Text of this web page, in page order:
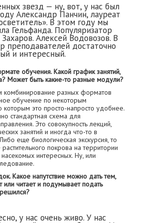
звезд — ну, вот, у нас был
Александр Панчин, лауреат
В этом году мы
Гельфанда. Популяризатор
Алексей Водовозов. В
преподавателей достаточно
и интересный.
обучения. Какой график занятий,
Может быть какие-то разные модули?
комбинирование разных форматов
обучение по некоторым
которым это просто-напросто удобнее.
стандартная схема для
Это совокупность лекций,
занятий и иногда что-то в
еще биологическая экскурсия, то
покрова на территории
насекомых интересных. Ну, или
Какое напутствие можно дать тем,
или читает и подумывает подать
у нас очень живо. У нас